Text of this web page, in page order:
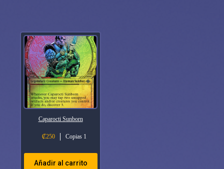
Caparocti Sunborn
₡250 Copias 1
Añadir al carrito